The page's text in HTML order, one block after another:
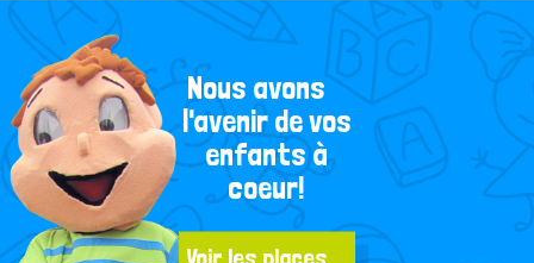
Nous avons
l'avenir de vos
enfants à
coeur!